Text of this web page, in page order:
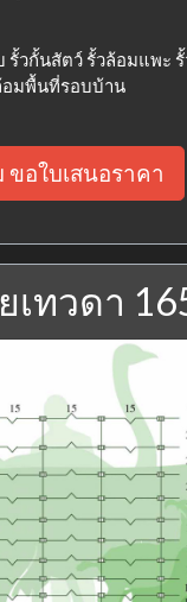
รั้วกั้นสัตว์ รั้วล้อมแพะ
อมพื้นที่รอบบ้าน
ขอใบเสนอราคา
เทวดา